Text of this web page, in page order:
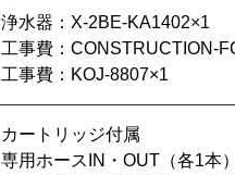
浄水器：X-2BE-KA1402×1
工事費：CONSTRUCTION-
工事費：KOJ-8807×1
カートリッジ付属
専用ホースIN・OUT（各1本